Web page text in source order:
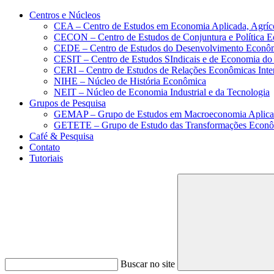
Conteúdo principal Menu principal
Centros e Núcleos
CEA – Centro de Estudos em Economia Aplicada,
CECON – Centro de Estudos de Conjuntura e Política
CEDE – Centro de Estudos do Desenvolvimento
CESIT – Centro de Estudos SIndicais e de Economia
CERI – Centro de Estudos de Relações Econômicas
NIHE – Núcleo de História Econômica
NEIT – Núcleo de Economia Industrial e da Tecnologia
Grupos de Pesquisa
GEMAP – Grupo de Estudos em Macroeconomia
GETETE – Grupo de Estudo das Transformações
Café & Pesquisa
Contato
Tutoriais
Buscar no site